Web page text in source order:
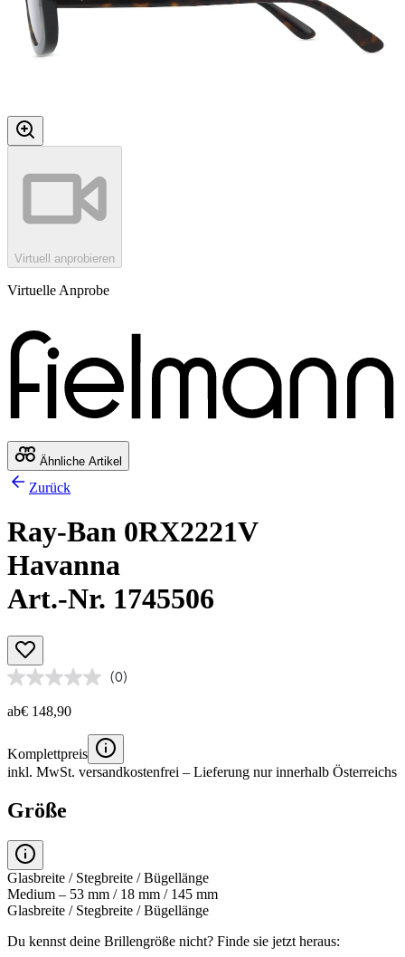
Virtuell anprobieren
Virtuelle Anprobe
Ähnliche Artikel
Zurück
Ray-Ban 0RX2221V
Havanna
Art.-Nr. 1745506
(0)
ab€ 148,90
Komplettpreis
inkl. MwSt. versandkostenfrei – Lieferung nur innerhalb Österreichs
Größe
Glasbreite / Stegbreite / Bügellänge
Medium – 53 mm / 18 mm / 145 mm
Glasbreite / Stegbreite / Bügellänge
Du kennst deine Brillengröße nicht? Finde sie jetzt heraus: